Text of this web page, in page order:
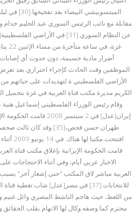
مقابلة مع نائب الرئيس السوري عبد الحليم
عن النظام السوري.[31] في
أضرار مادية جسيمة، دون حدوث أي
الموظفين وقت الحادث كإجراء احترازي بعد
إيران[عدل] في 2 سبتمبر
طهران حسن فحص،[35] وقد
الاخبار عربي أيام، وفي أثناء الاحتجاجات
العربية مباشر لاق المكتب "حتى إشعار آخر" بسبب
للانتخابات.[37] في مصر[عدل] شاب تغطية
من اللغط، حيث هاجم الناشط المصري وائل غنيم